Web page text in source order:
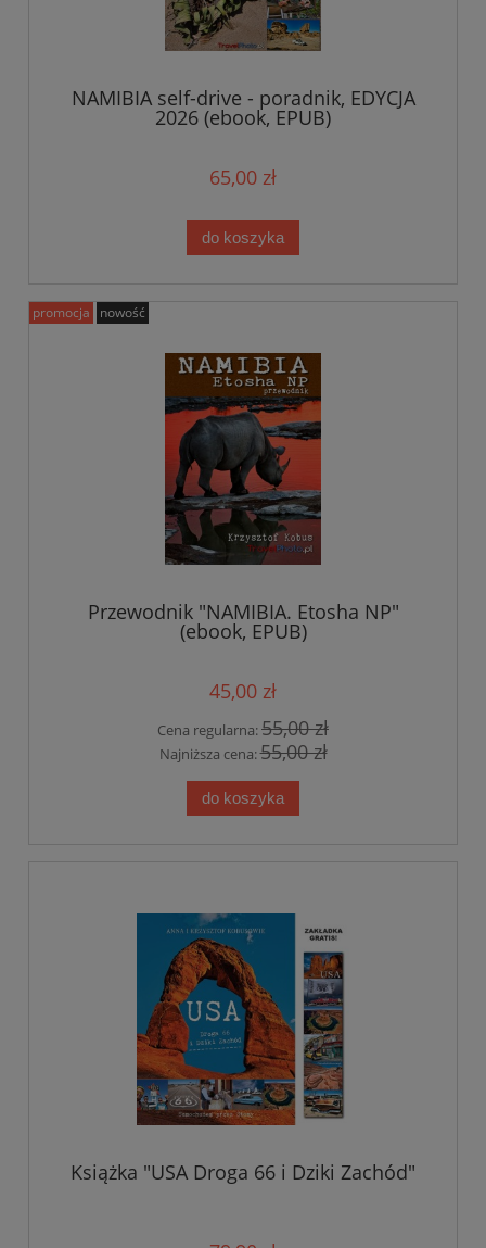
NAMIBIA self-drive - poradnik, EDYCJA
2026 (ebook, EPUB)
65,00 zł
do koszyka
Przewodnik "NAMIBIA. Etosha NP"
(ebook, EPUB)
45,00 zł
Cena regularna:55,00 zł
Najniższa cena:55,00 zł
do koszyka
promocja nowość
Książka "USA Droga 66 i Dziki Zachód"